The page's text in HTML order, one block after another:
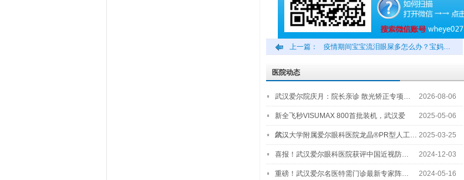
上一篇： 疫情期间宝宝流泪眼屎多怎么办？宝妈…
医院动态
武汉爱尔院庆月：院长亲诊 散光矫正专项… 2026-08-06
新全飞秒VISUMAX 800首批装机，武汉爱
尔…
2025-05-06
武汉大学附属爱尔眼科医院龙晶®PR型人工… 2025-03-25
喜报！武汉爱尔眼科医院获评中国近视防… 2024-12-03
重磅！武汉爱尔名医特需门诊最新专家阵… 2024-05-16